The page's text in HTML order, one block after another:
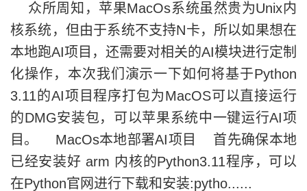
众所周知，苹果MacOs系统虽然贵为Unix内
核系统，但由于系统不支持N卡，所以如果想在
本地跑AI项目，还需要对相关的AI模块进行定制
化操作，本次我们演示一下如何将基于Python
3.11的AI项目程序打包为MacOS可以直接运行
的DMG安装包，可以苹果系统中一键运行AI项
目。 MacOs本地部署AI项目 首先确保本地
已经安装好 arm 内核的Python3.11程序，可以
在Python官网进行下载和安装:pytho......